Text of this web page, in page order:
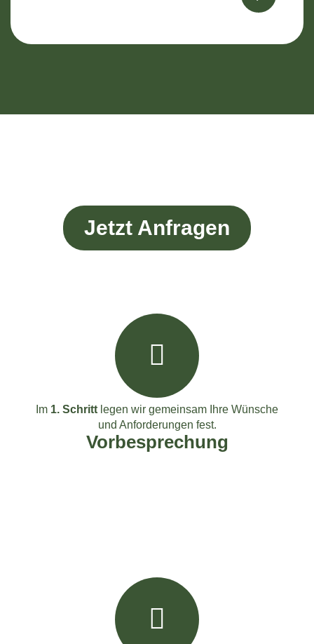
Jetzt Anfragen
Im 1. Schritt legen wir gemeinsam Ihre Wünsche
und Anforderungen fest.
Vorbesprechung